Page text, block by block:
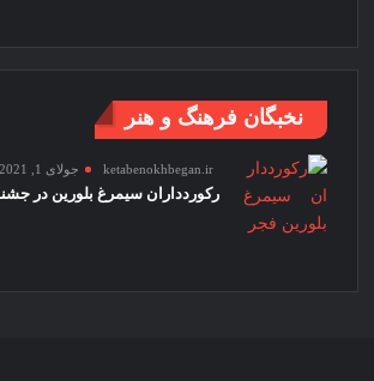
نخبگان فرهنگ و هنر
ketabenokhbegan.ir جولای 1, 2021
رکوردداران سیمرغ بلورین در